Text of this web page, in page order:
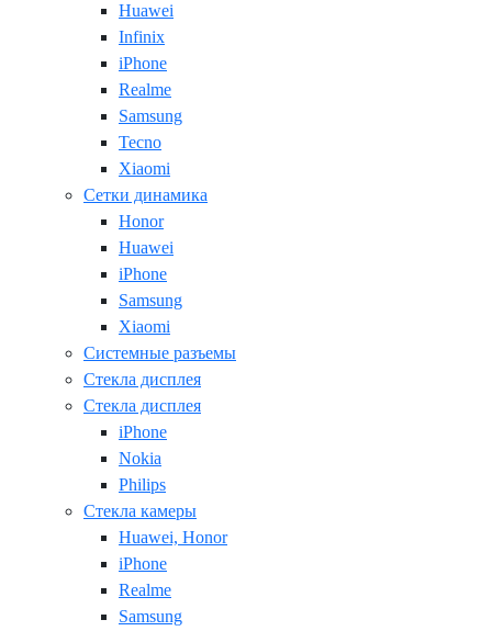
Huawei
Infinix
iPhone
Realme
Samsung
Tecno
Xiaomi
Сетки динамика
Honor
Huawei
iPhone
Samsung
Xiaomi
Системные разъемы
Стекла дисплея
Стекла дисплея
iPhone
Nokia
Philips
Стекла камеры
Huawei, Honor
iPhone
Realme
Samsung